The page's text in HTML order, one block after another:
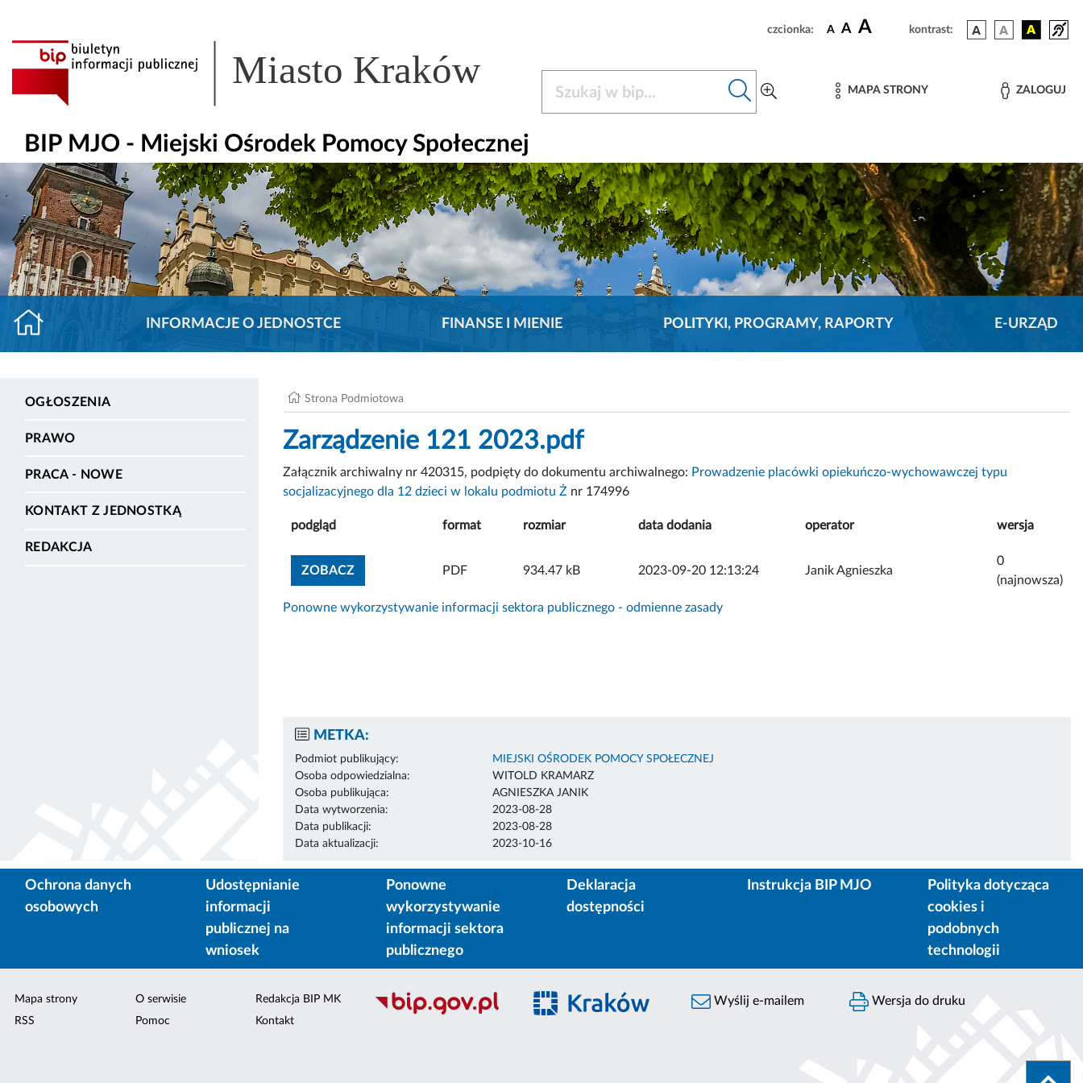
czcionka: A A A kontrast:
Miasto Kraków MAPA STRONY ZALOGUJ
BIP MJO - Miejski Ośrodek Pomocy Społecznej
INFORMACJE O JEDNOSTCE FINANSE I MIENIE POLITYKI, PROGRAMY, RAPORTY E-URZĄD
OGŁOSZENIA
PRAWO
PRACA - NOWE
KONTAKT Z JEDNOSTKĄ
REDAKCJA
Strona Podmiotowa
Zarządzenie 121 2023.pdf
Załącznik archiwalny nr 420315, podpięty do dokumentu archiwalnego: Prowadzenie placówki opiekuńczo-wychowawczej typu
socjalizacyjnego dla 12 dzieci w lokalu podmiotu Ż nr 174996
podgląd format rozmiar data dodania operator wersja
ZOBACZZOBACZ ZAŁĄCZNIK
PDF 934.47 kB 2023-09-20 12:13:24 Janik Agnieszka
0
(najnowsza)
Ponowne wykorzystywanie informacji sektora publicznego - odmienne zasady
METKA:
Podmiot publikujący:
MIEJSKI OŚRODEK POMOCY SPOŁECZNEJ
Osoba odpowiedzialna:
WITOLD KRAMARZ
Osoba publikująca:
AGNIESZKA JANIK
Data wytworzenia:
2023-08-28
Data publikacji:
2023-08-28
Data aktualizacji:
2023-10-16
Ochrona danych
osobowych
Udostępnianie
informacji
publicznej na
wniosek
Ponowne
wykorzystywanie
informacji sektora
publicznego
Deklaracja
dostępności
Instrukcja BIP MJO
Polityka dotycząca
cookies i
podobnych
technologii
Mapa strony
RSS
O serwisie
Pomoc
Redakcja BIP MK
Kontakt
Wyślij e-mailem Wersja do druku